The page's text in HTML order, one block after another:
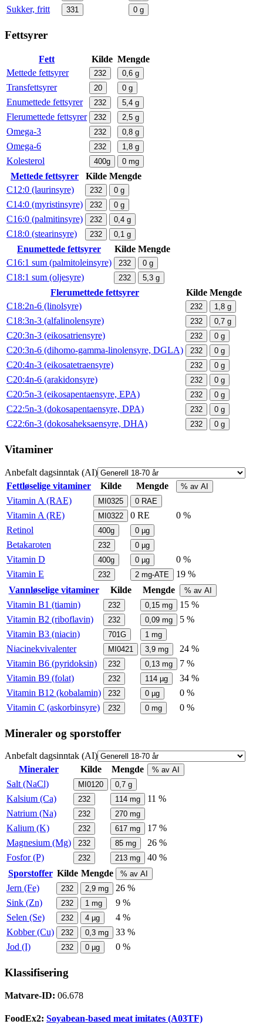
Sukker, fritt 331 0 g
Fettsyrer
Fett Kilde Mengde
Mettede fettsyrer
232 0,6 g
Transfettsyrer 20 0 g
Enumettede fettsyrer 232 5,4 g
Flerumettede fettsyrer 232 2,5 g
Omega-3 232 0,8 g
Omega-6 232 1,8 g
Kolesterol 400g 0 mg
Mettede fettsyrer Kilde Mengde
C12:0 (laurinsyre)
232 0 g
C14:0 (myristinsyre) 232 0 g
C16:0 (palmitinsyre) 232 0,4 g
C18:0 (stearinsyre) 232 0,1 g
Enumettede fettsyrer Kilde Mengde
C16:1 sum (palmitoleinsyre)
232 0 g
C18:1 sum (oljesyre) 232 5,3 g
Flerumettede fettsyrer Kilde Mengde
C18:2n-6 (linolsyre)
232 1,8 g
C18:3n-3 (alfalinolensyre) 232 0,7 g
C20:3n-3 (eikosatriensyre) 232 0 g
C20:3n-6 (dihomo-gamma-linolensyre, DGLA) 232 0 g
C20:4n-3 (eikosatetraensyre) 232 0 g
C20:4n-6 (arakidonsyre) 232 0 g
C20:5n-3 (eikosapentaensyre, EPA) 232 0 g
C22:5n-3 (dokosapentaensyre, DPA) 232 0 g
C22:6n-3 (dokosaheksaensyre, DHA) 232 0 g
Vitaminer
Anbefalt dagsinntak (AI)
Fettløselige vitaminer
Kilde Mengde % av AI
Vitamin A (RAE) MI0325 0 RAE
Vitamin A (RE) MI0322 0 RE
0 %
Retinol
400g 0 µg
Betakaroten 232 0 µg
Vitamin D 400g 0 µg
0 %
Vitamin E
232 2 mg-ATE
19 %
Vannløselige vitaminer
Kilde Mengde % av AI
Vitamin B1 (tiamin) 232 0,15 mg
15 %
Vitamin B2 (riboflavin)
232 0,09 mg
5 %
Vitamin B3 (niacin)
701G 1 mg
Niacinekvivalenter MI0421 3,9 mg
24 %
Vitamin B6 (pyridoksin)
232 0,13 mg
7 %
Vitamin B9 (folat)
232 114 µg
34 %
Vitamin B12 (kobalamin)
232 0 µg
0 %
Vitamin C (askorbinsyre)
232 0 mg 0 %
Mineraler og sporstoffer
Anbefalt dagsinntak (AI)
Mineraler
Kilde Mengde % av AI
Salt (NaCl) MI0120 0,7 g
Kalsium (Ca) 232 114 mg
11 %
Natrium (Na)
232 270 mg
Kalium (K) 232 617 mg
17 %
Magnesium (Mg)
232 85 mg
26 %
Fosfor (P)
232 213 mg
40 %
Sporstoffer Kilde Mengde % av AI
Jern (Fe) 232 2,9 mg
26 %
Sink (Zn)
232 1 mg
9 %
Selen (Se)
232 4 µg
4 %
Kobber (Cu)
232 0,3 mg
33 %
Jod (I)
232 0 µg 0 %
Klassifisering
Matvare-ID: 06.678
FoodEx2: Soyabean-based meat imitates (A03TF)